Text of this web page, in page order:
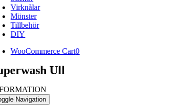
Virknålar
Mönster
Tillbehör
DIY
WooCommerce Cart0
Ull
Navigation